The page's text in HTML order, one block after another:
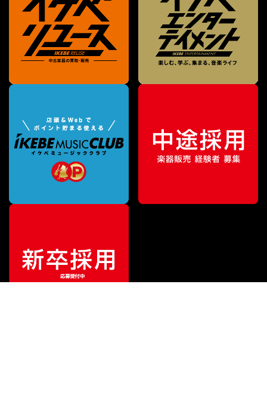
販売価格¥ 4,246（税込）
¥3,243（税込）